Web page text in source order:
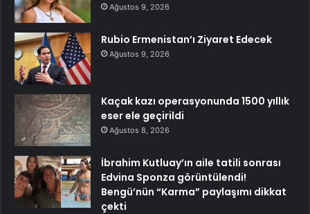
Ağustos 9, 2026
Rubio Ermenistan’ı Ziyaret Edecek
Ağustos 9, 2026
Kaçak kazı operasyonunda 1500 yıllık
eser ele geçirildi
Ağustos 8, 2026
İbrahim Kutluay’ın aile tatili sonrası
Edvina Sponza görüntülendi!
Bengü’nün “Karma” paylaşımı dikkat
çekti